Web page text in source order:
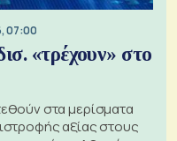
07:00
«τρέχουν» στο
στα μερίσματα
αξίας στους